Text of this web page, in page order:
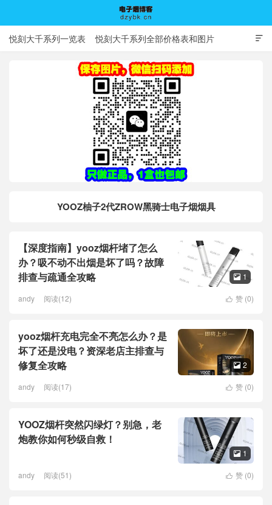
电子烟博客

悦刻大千系列一览表 悦刻大千系列全部价格表和图片
YOOZ柚子2代ZROW黑骑士电子烟烟具
【深度指南】yooz烟杆堵了怎么
办？吸不动不出烟是坏了吗？故障
排查与疏通全攻略
 1
 赞 (0)
andy 阅读(12)
yooz烟杆充电完全不亮怎么办？是
坏了还是没电？资深老店主排查与
修复全攻略
 2
 赞 (0)
andy 阅读(17)
YOOZ烟杆突然闪绿灯？别急，老
炮教你如何秒级自救！
 1
 赞 (0)
andy 阅读(51)